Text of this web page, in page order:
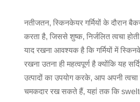
नतीजतन, स्किनकेयर गर्मियों के दौरान
करता है, जिससे शुष्क, निर्जलित त्वचा
याद रखना आवश्यक है कि गर्मियों में
रखना उतना ही महत्वपूर्ण है क्योंकि यह
उत्पादों का उपयोग करके, आप अपनी
चमकदार रख सकते हैं, यहां तक कि